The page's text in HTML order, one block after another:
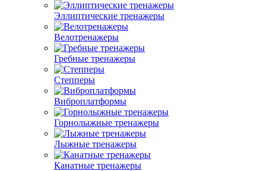
Эллиптические тренажеры
Велотренажеры
Гребные тренажеры
Степперы
Виброплатформы
Горнолыжные тренажеры
Лыжные тренажеры
Канатные тренажеры